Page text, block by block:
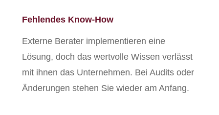
Fehlendes Know-How
Externe Berater implementieren eine
Lösung, doch das wertvolle Wissen verlässt
mit ihnen das Unternehmen. Bei Audits oder
Änderungen stehen Sie wieder am Anfang.